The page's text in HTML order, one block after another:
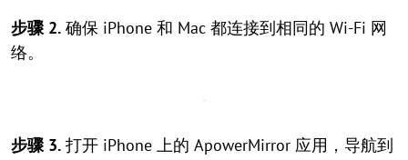
步骤 2. 确保 iPhone 和 Mac 都连接到相同的 Wi-Fi 网
络。
步骤 3. 打开 iPhone 上的 ApowerMirror 应用，导航到